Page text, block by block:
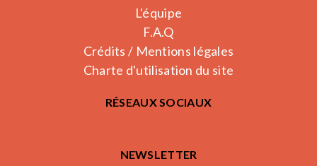
L'équipe
F.A.Q
Crédits / Mentions légales
Charte d'utilisation du site
RÉSEAUX SOCIAUX
NEWSLETTER